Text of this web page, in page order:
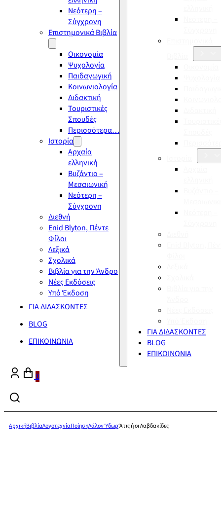
Νεότερη –
Σύγχρονη
Επιστημονικά Βιβλία
Οικονομία
Ψυχολογία
Παιδαγωγική
Κοινωνιολογία
Διδακτική
Τουριστικές
Σπουδές
Περισσότερα…
Ιστορία
Αρχαία
ελληνική
Βυζάντιο –
Μεσαιωνική
Νεότερη –
Σύγχρονη
Διεθνή
Enid Blyton, Πέντε
Φίλοι
Λεξικά
Σχολικά
Βιβλία για την Άνδρο
Νέες Εκδόσεις
Υπό Έκδοση
ΓΙΑ ΔΙΔΑΣΚΟΝΤΕΣ
BLOG
ΕΠΙΚΟΙΝΩΝΙΑ
ΓΙΑ ΔΙΔΑΣΚΟΝΤΕΣ
BLOG
ΕΠΙΚΟΙΝΩΝΙΑ
0
ΑρχικήΒιβλίαΛογοτεχνίαΠοίησηΛάλον Ύδωρ‘Ατις ή οι Λαβδακίδες